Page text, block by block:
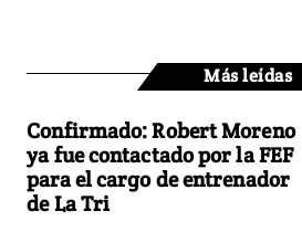
Más leídas
Confirmado: Robert Moreno
ya fue contactado por la FEF
para el cargo de entrenador
de La Tri